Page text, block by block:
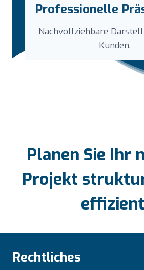
Professionelle
Nachvollziehbare
Kunden.
Planen Sie Ihr
Projekt
Rechtliches